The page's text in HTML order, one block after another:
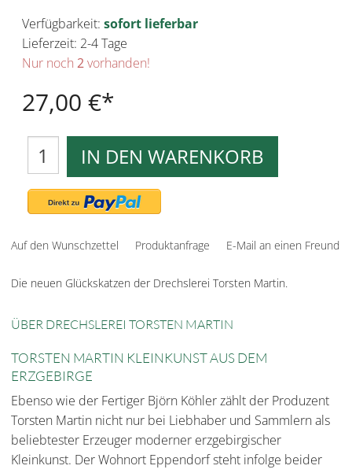
Verfügbarkeit: sofort lieferbar
Lieferzeit: 2-4 Tage
Nur noch 2vorhanden!
27,00 €
IN DEN WARENKORB
Auf den Wunschzettel Produktanfrage E-Mail an einen Freund
Die neuen Glückskatzen der Drechslerei Torsten Martin.
ÜBER DRECHSLEREI TORSTEN MARTIN
TORSTEN MARTIN KLEINKUNST AUS DEM
ERZGEBIRGE
Ebenso wie der Fertiger Björn Köhler zählt der Produzent
Torsten Martin nicht nur bei Liebhaber und Sammlern als
beliebtester Erzeuger moderner erzgebirgischer
Kleinkunst. Der Wohnort Eppendorf steht infolge beider